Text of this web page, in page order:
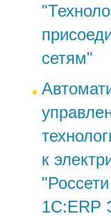
сетям"
к
1С:ERP